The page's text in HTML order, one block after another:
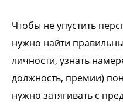
Чтобы не упустить
нужно найти
личности, узнать
должность, премии)
нужно затягивать с